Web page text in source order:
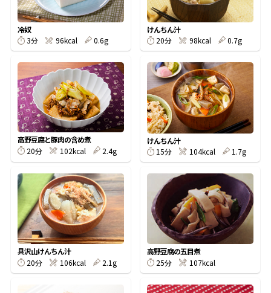
サッと鍋® 楽チン鍋®
楽チン屋® ストレートつゆ
割烹白だしレシピ
レシピ特設サイト
割烹白だしレシピ特集
だし巻き卵特集
かつおだしが決め手！簡単茶碗蒸し
冷奴
3分
96kcal 0.6g
けんちん汁
20分
98kcal 0.7g
高野豆腐と豚肉の含め煮
20分
102kcal 2.4g
けんちん汁
15分
104kcal 1.7g
具沢山けんちん汁
20分
106kcal 2.1g
高野豆腐の五目煮
25分
107kcal